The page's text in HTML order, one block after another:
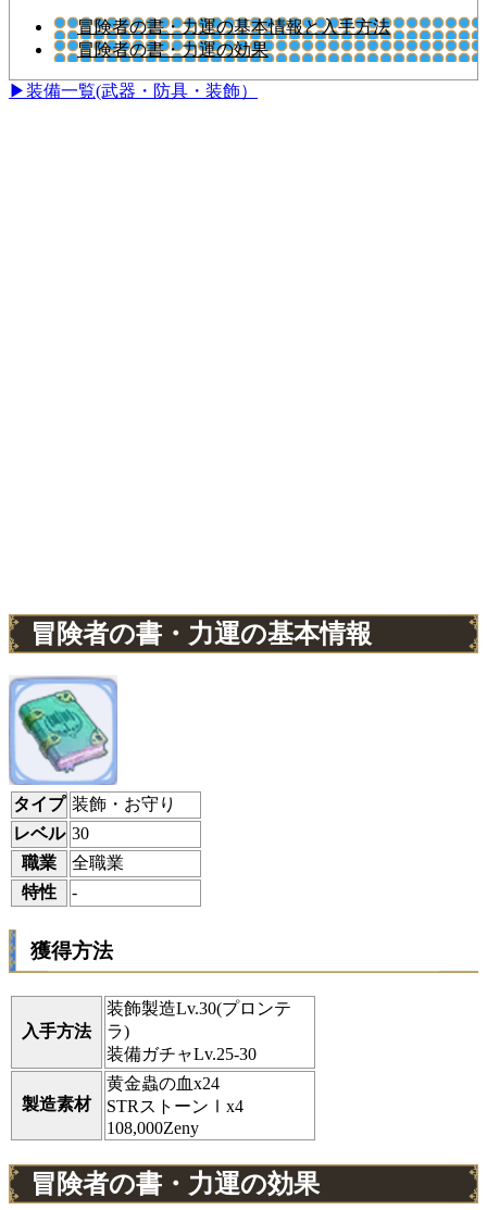
冒険者の書・力運の基本情報と入手方法
冒険者の書・力運の効果
▶装備一覧(武器・防具・装飾）
冒険者の書・力運の基本情報
タイプ 装飾・お守り
レベル 30
職業
全職業
特性
-
獲得方法
入手方法
装飾製造Lv.30(プロンテ
ラ)
装備ガチャLv.25-30
製造素材
黄金蟲の血x24
STRストーンⅠx4
108,000Zeny
冒険者の書・力運の効果